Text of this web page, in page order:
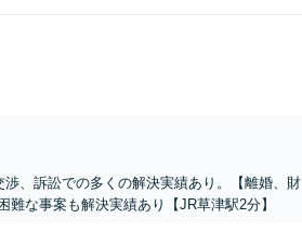
、訴訟での多くの解決実績あり。【離婚、財
な事案も解決実績あり【JR草津駅2分】